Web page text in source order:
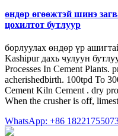
өндөр өгөөжтэй шинэ
цохилтот бутлуур
борлуулах өндөр үр
Kashipur дахь чулуун
Processes In Cement Plants.
acherishedbirth. 100tpd To
Cement Kiln Cement . dry
When the crusher is off,
WhatsApp: +86